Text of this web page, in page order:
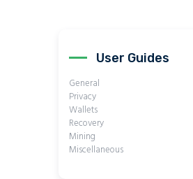
User Guides
General
Privacy
Wallets
Recovery
Mining
Miscellaneous